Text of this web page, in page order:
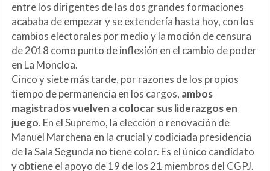
entre los dirigentes de las dos grandes formaciones
acababa de empezar y se extendería hasta hoy, con los
cambios electorales por medio y la moción de censura
de 2018 como punto de inflexión en el cambio de poder
en La Moncloa.
Cinco y siete más tarde, por razones de los propios
tiempo de permanencia en los cargos, ambos
magistrados vuelven a colocar sus liderazgos en
juego. En el Supremo, la elección o renovación de
Manuel Marchena en la crucial y codiciada presidencia
de la Sala Segunda no tiene color. Es el único candidato
y obtiene el apoyo de 19 de los 21 miembros del CGPJ.